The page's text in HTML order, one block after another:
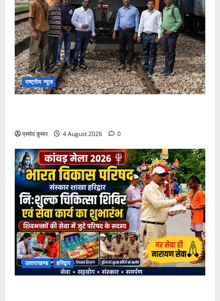
राष्ट्रीय न्यूज
प्रमोद कुमार 4 August 2026 0
उत्‍तराखण्‍ड हरिद्वार